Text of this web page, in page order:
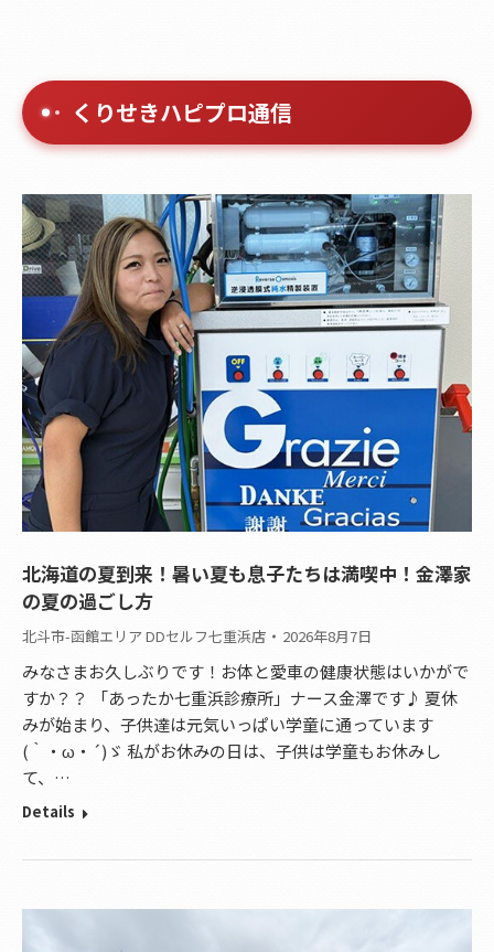
くりせきハピプロ通信
北海道の夏到来！暑い夏も息子たちは満喫中！金澤家
の夏の過ごし方
北斗市-函館エリア DDセルフ七重浜店 2026年8月7日
みなさまお久しぶりです！お体と愛車の健康状態はいかがで
すか？？ 「あったか七重浜診療所」ナース金澤です♪ 夏休
みが始まり、子供達は元気いっぱい学童に通っています
(｀・ω・´)ゞ 私がお休みの日は、子供は学童もお休みし
て、…
Details